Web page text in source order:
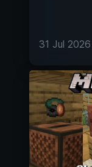
31 Jul 2026